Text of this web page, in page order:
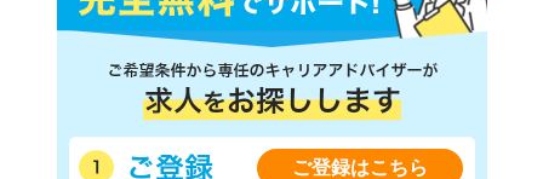
ご登録はこちら